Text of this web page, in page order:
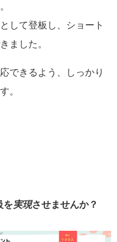
して登板し、ショート
ました。
できるよう、しっかり
。
を実現させませんか？